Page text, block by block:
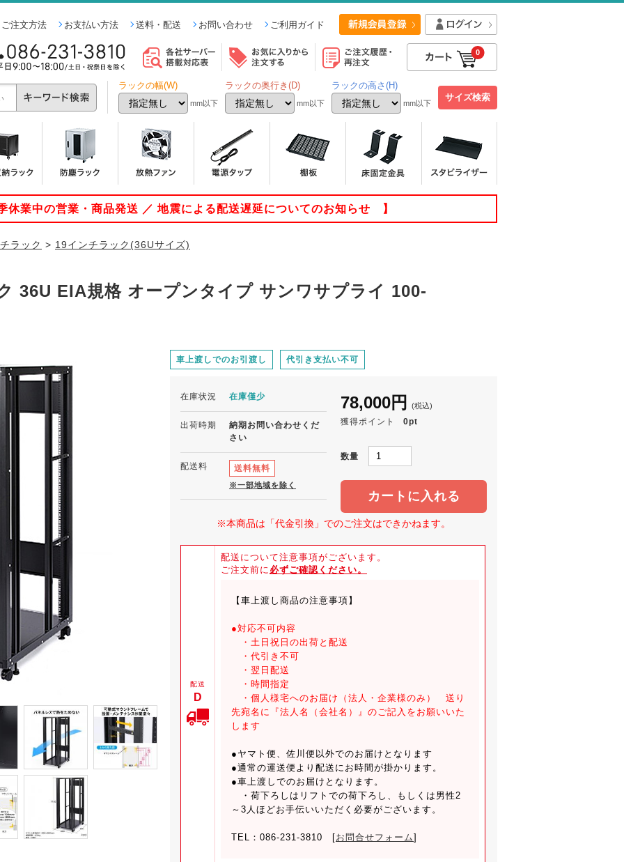
ご注文方法 お支払い方法 送料・配送 お問い合わせ ご利用ガイド
0
ラックの幅(W)
mm以下
ラックの奥行き(D)
mm以下
ラックの高さ(H)
mm以下
休業中の営業・商品発送 ／ 地震による配送遅延についてのお知らせ 】
ラック > 19インチラック(36Uサイズ)
36U EIA規格 オープンタイプ サンワサプライ 100-
車上渡しでのお引渡し 代引き支払い不可
在庫状況 在庫僅少
出荷時期
納期お問い合わせくだ
さい
配送料 送料無料
※一部地域を除く
78,000円 (税込)
獲得ポイント 0pt
数量
カートに入れる
※本商品は「代金引換」でのご注文はできかねます。
配送
D
配送について注意事項がございます。
ご注文前に 必ずご確認ください。
【車上渡し商品の注意事項】
●対応不可内容
・土日祝日の出荷と配送
・代引き不可
・翌日配送
・時間指定
・個人様宅へのお届け（法人・企業様のみ） 送り
先宛名に『法人名（会社名）』のご記入をお願いいた
します
●ヤマト便、佐川便以外でのお届けとなります
●通常の運送便より配送にお時間が掛かります。
●車上渡しでのお届けとなります。
・荷下ろしはリフトでの荷下ろし、もしくは男性2
～3人ほどお手伝いいただく必要がございます。
TEL：086-231-3810 [お問合せフォーム]